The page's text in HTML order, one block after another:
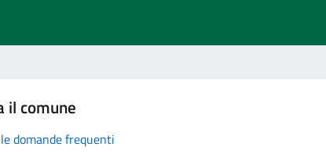
il comune
domande frequenti